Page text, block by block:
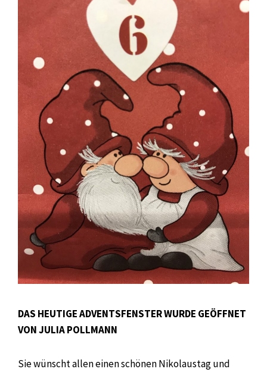
DAS HEUTIGE ADVENTSFENSTER WURDE GEÖFFNET
VON JULIA POLLMANN
Sie wünscht allen einen schönen Nikolaustag und